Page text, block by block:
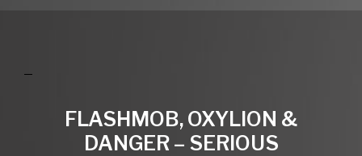
FLASHMOB, OXYLION &
DANGER – SERIOUS